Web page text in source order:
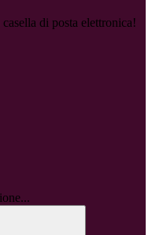
di posta elettronica!